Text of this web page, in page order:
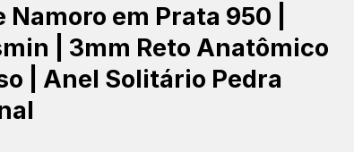
em Prata 950 |
| 3mm Reto Anatômico
| Anel Solitário Pedra